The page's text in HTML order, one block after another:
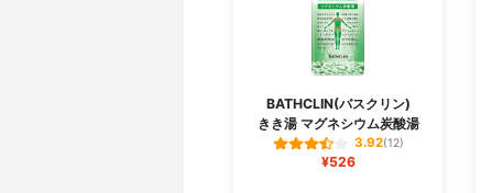
BATHCLIN(バスクリン)
きき湯 マグネシウム炭酸湯
3.92(12)
¥526